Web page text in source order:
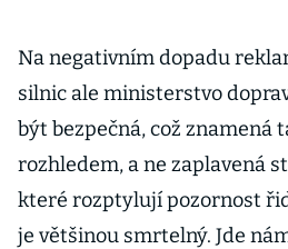
Na negativním dopadu
silnic ale ministerstvo
být bezpečná, což znamená
rozhledem, a ne zaplavená
které rozptylují pozornost
je většinou smrtelný. Jde